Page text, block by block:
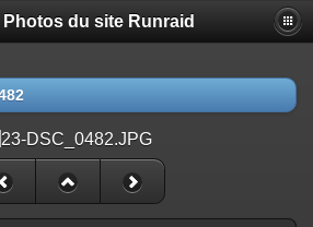
Photos du site Runraid